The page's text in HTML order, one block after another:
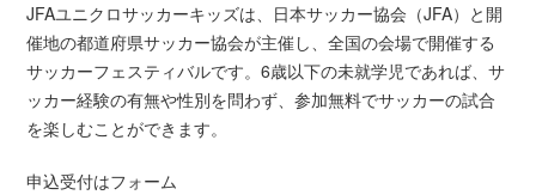
JFAユニクロサッカーキッズは、日本サッカー協会（JFA）と開
催地の都道府県サッカー協会が主催し、全国の会場で開催する
サッカーフェスティバルです。6歳以下の未就学児であれば、サ
ッカー経験の有無や性別を問わず、参加無料でサッカーの試合
を楽しむことができます。
申込受付はフォーム